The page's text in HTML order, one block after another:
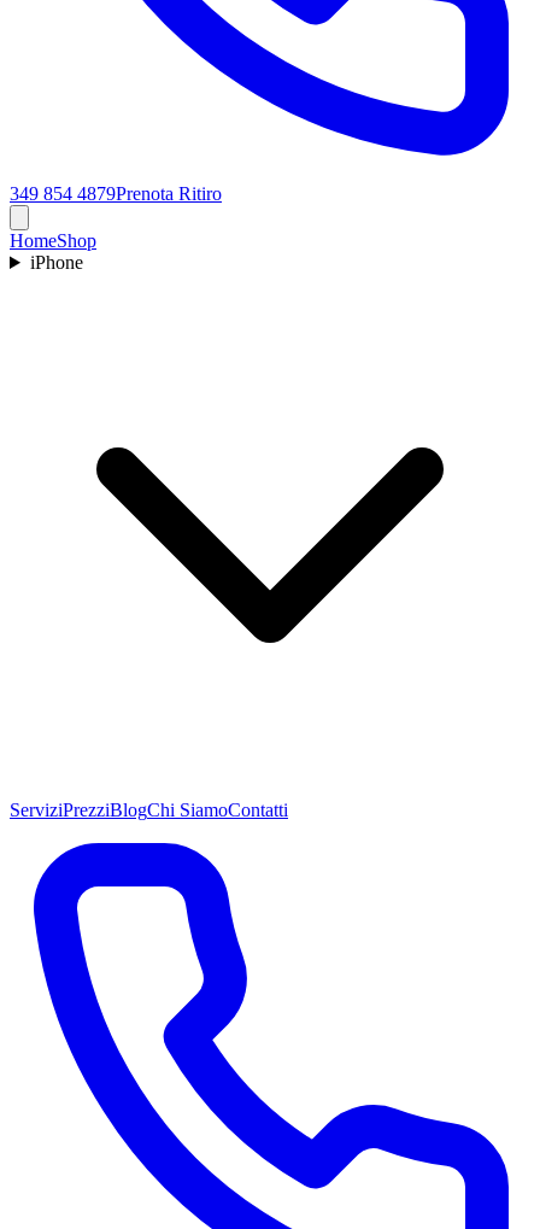
349 854 4879Prenota Ritiro
HomeShop
iPhone
ServiziPrezziBlogChi SiamoContatti